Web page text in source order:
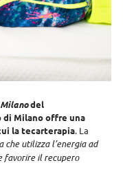
del
di Milano offre una
la tecarterapia. La
che utilizza l’energia ad
favorire il recupero